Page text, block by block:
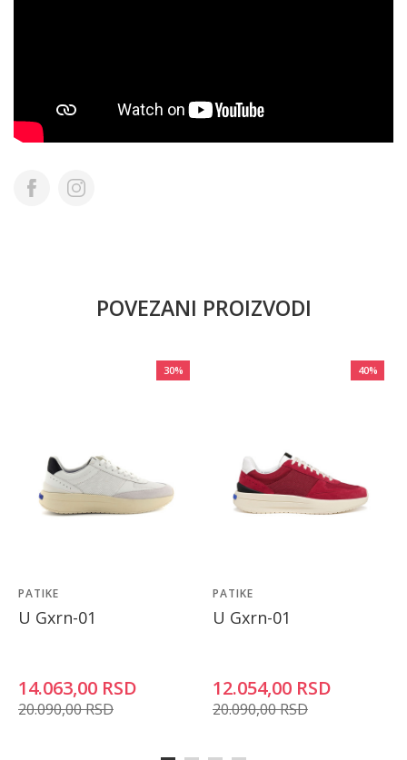
POVEZANI PROIZVODI
30%
PATIKE
U Gxrn-01
14.063,00 RSD
20.090,00RSD
40%
PATIKE
U Gxrn-01
12.054,00 RSD
20.090,00RSD